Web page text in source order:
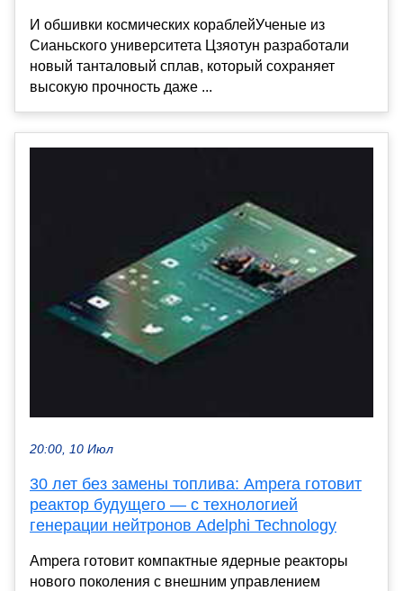
И обшивки космических кораблейУченые из
Сианьского университета Цзяотун разработали
новый танталовый сплав, который сохраняет
высокую прочность даже ...
20:00, 10 Июл
30 лет без замены топлива: Ampera готовит
реактор будущего — с технологией
генерации нейтронов Adelphi Technology
Ampera готовит компактные ядерные реакторы
нового поколения с внешним управлением